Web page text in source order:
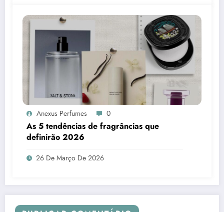
Anexus Perfumes 0
As 5 tendências de fragrâncias que
definirão 2026
26 De Março De 2026